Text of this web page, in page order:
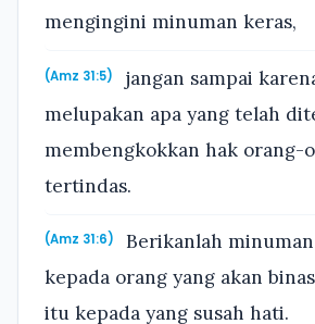
mengingini minuman keras,
(Amz 31:5)
jangan sampai
melupakan apa yang telah
membengkokkan hak orang-
tertindas.
(Amz 31:6)
Berikanlah
kepada orang yang akan
itu kepada yang susah hati.